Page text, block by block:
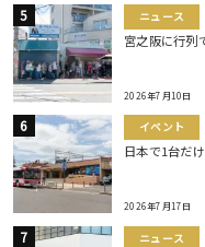
ニュース
宮之阪に行列
2026年7月10日
イベント
日本で1台だ
2026年7月17日
ニュース